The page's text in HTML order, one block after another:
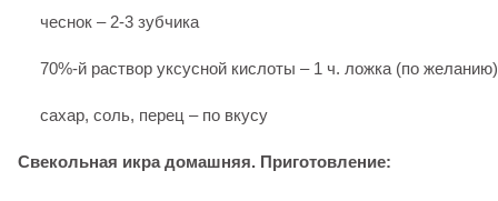
чеснок – 2-3 зубчика
70%-й раствор уксусной кислоты – 1 ч. ложка (по желанию)
сахар, соль, перец – по вкусу
Свекольная икра домашняя. Приготовление: